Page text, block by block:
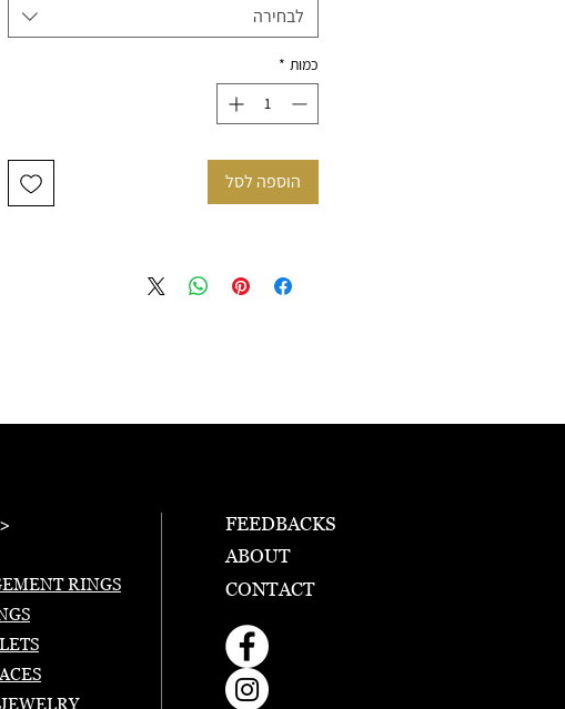
צרו קשר 054-3971958 ענת
ניתן לשלם באשראי עד 12 תשלומים ללא ריבית
משלוחים חינם לכל העולם
לבחירה
כמות *
הוספה לסל
RINGS
FEEDBACKS
ABOUT
CONTACT